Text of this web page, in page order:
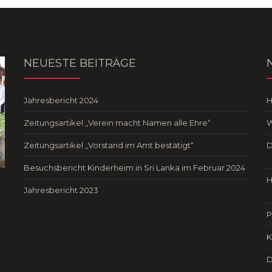
NEUESTE BEITRÄGE
Jahresbericht 2024
Zeitungsartikel „Verein macht Namen alle Ehre“
Zeitungsartikel „Vorstand im Amt bestätigt“
Besuchsbericht Kinderheim in Sri Lanka im Februar 2024
Jahresbericht 2023